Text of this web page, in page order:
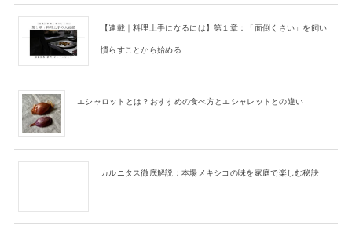
【連載｜料理上手になるには】第１章：「面倒くさい」を飼い
慣らすことから始める
エシャロットとは？おすすめの食べ方とエシャレットとの違い
カルニタス徹底解説：本場メキシコの味を家庭で楽しむ秘訣